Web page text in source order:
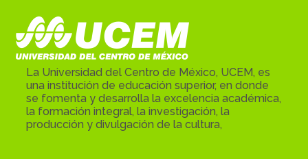
La Universidad del Centro de México, UCEM, es
una institución de educación superior, en donde
se fomenta y desarrolla la excelencia académica,
la formación integral, la investigación, la
producción y divulgación de la cultura,